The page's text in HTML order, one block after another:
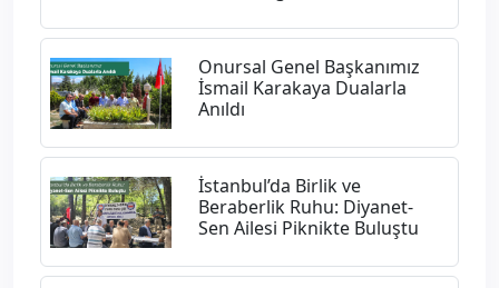
Onursal Genel Başkanımız
İsmail Karakaya Dualarla
Anıldı
İstanbul’da Birlik ve
Beraberlik Ruhu: Diyanet-
Sen Ailesi Piknikte Buluştu